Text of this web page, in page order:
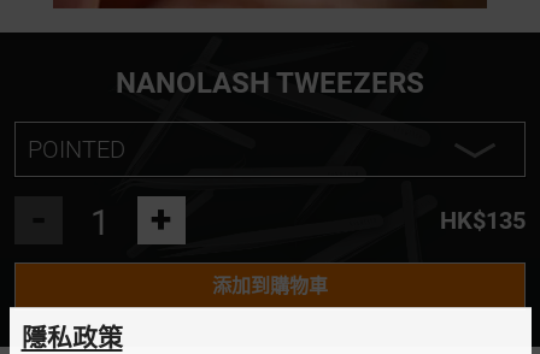
NANOLASH TWEEZERS
POINTED
POINTED
L SHAPE
CURVED
+ HK$135
添加到購物車
隱私政策